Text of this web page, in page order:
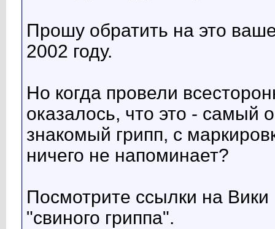
Прошу обратить на это
2002 году.
Но когда провели
оказалось, что это -
знакомый грипп, с
ничего не напоминает?
Посмотрите ссылки на Вики
"свиного гриппа".